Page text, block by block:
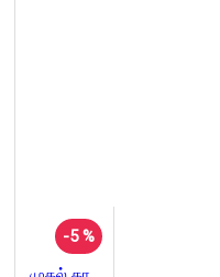
-5 %